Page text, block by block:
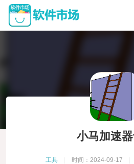
小马加速
工具 时间：2024-09-17